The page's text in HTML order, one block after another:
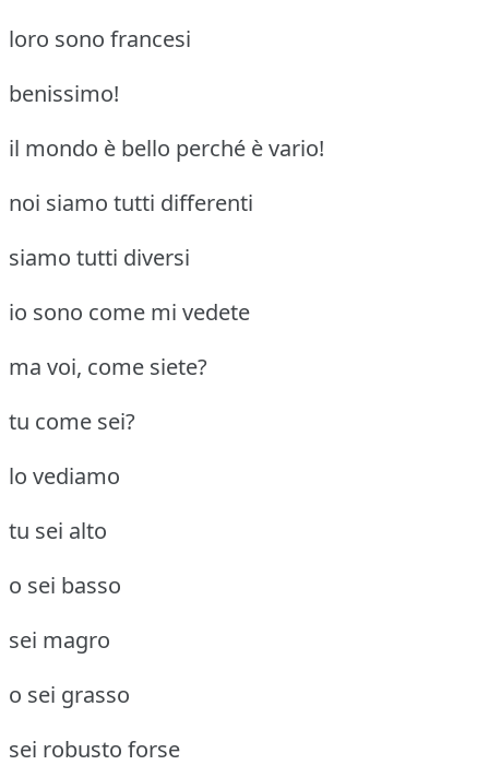
loro sono francesi
benissimo!
il mondo è bello perché è vario!
noi siamo tutti differenti
siamo tutti diversi
io sono come mi vedete
ma voi, come siete?
tu come sei?
lo vediamo
tu sei alto
o sei basso
sei magro
o sei grasso
sei robusto forse